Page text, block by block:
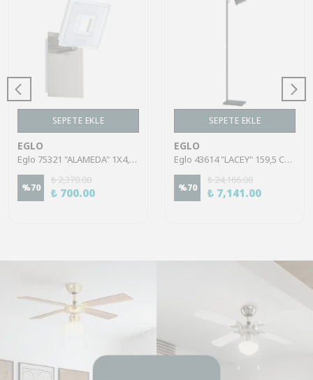
SEPETE EKLE
EGLO
Eglo 75321 "ALAMEDA" 1X4,5W Çelik Nikel Mat Sıva Üstü Spot
%70
₺ 2,370.00
₺ 700.00
SEPETE EKLE
EGLO
Eglo 43614 "LACEY" 159,5 Cm Yüksekliğinde Çelik, Ahşap Köşe Lambası Lambader
%70
₺ 24,166.00
₺ 7,141.00